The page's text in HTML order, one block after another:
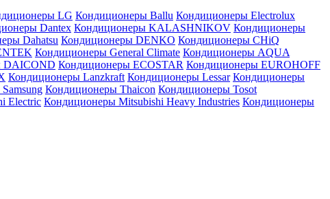
LG Кондиционеры Ballu Кондиционеры Electrolux
Dantex Кондиционеры KALASHNIKOV Кондиционеры
Dahatsu Кондиционеры DENKO Кондиционеры CHiQ
Кондиционеры General Climate Кондиционеры AQUA
DAICOND Кондиционеры ECOSTAR Кондиционеры EUROHOFF
Кондиционеры Lanzkraft Кондиционеры Lessar Кондиционеры
Кондиционеры Thaicon Кондиционеры Tosot
Electric Кондиционеры Mitsubishi Heavy Industries Кондиционеры